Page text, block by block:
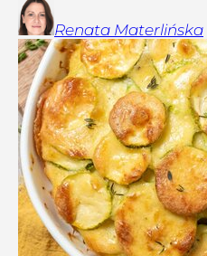
Renata Materlińska